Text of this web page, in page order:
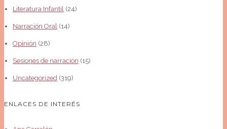
Literatura Infantil (24)
Narración Oral (14)
Opinión (28)
Sesiones de narración (15)
Uncategorized (319)
ENLACES DE INTERÉS